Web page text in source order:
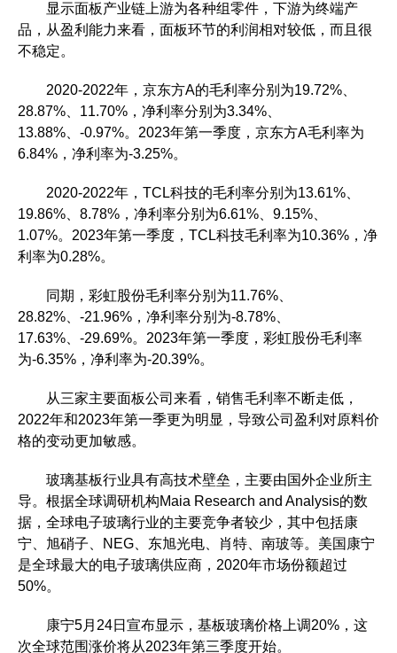
显示面板产业链上游为各种组零件，下游为终端产
品，从盈利能力来看，面板环节的利润相对较低，而且很
不稳定。
2020-2022年，京东方A的毛利率分别为19.72%、
28.87%、11.70%，净利率分别为3.34%、
13.88%、-0.97%。2023年第一季度，京东方A毛利率为
6.84%，净利率为-3.25%。
2020-2022年，TCL科技的毛利率分别为13.61%、
19.86%、8.78%，净利率分别为6.61%、9.15%、
1.07%。2023年第一季度，TCL科技毛利率为10.36%，净
利率为0.28%。
同期，彩虹股份毛利率分别为11.76%、
28.82%、-21.96%，净利率分别为-8.78%、
17.63%、-29.69%。2023年第一季度，彩虹股份毛利率
为-6.35%，净利率为-20.39%。
从三家主要面板公司来看，销售毛利率不断走低，
2022年和2023年第一季更为明显，导致公司盈利对原料价
格的变动更加敏感。
玻璃基板行业具有高技术壁垒，主要由国外企业所主
导。根据全球调研机构Maia Research and Analysis的数
据，全球电子玻璃行业的主要竞争者较少，其中包括康
宁、旭硝子、NEG、东旭光电、肖特、南玻等。美国康宁
是全球最大的电子玻璃供应商，2020年市场份额超过
50%。
康宁5月24日宣布显示，基板玻璃价格上调20%，这
次全球范围涨价将从2023年第三季度开始。